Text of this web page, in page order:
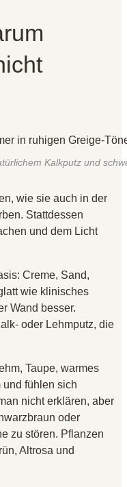
Kalkputz und
wie sie auch in der
Stattdessen
und dem Licht
Creme, Sand,
wie klinisches
Wand besser.
oder Lehmputz, die
Taupe, warmes
und fühlen sich
nicht erklären, aber
oder
zu stören. Pflanzen
Altrosa und